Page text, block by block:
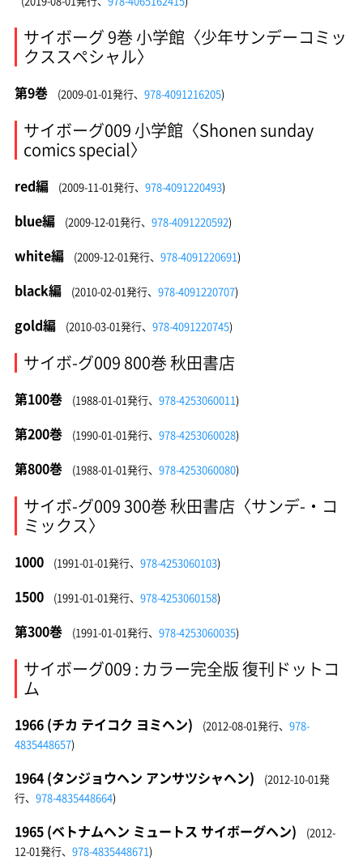
サイボーグ 9巻 小学館〈少年サンデーコミッ
クススペシャル〉
第9巻 (2009-01-01発行、 978-4091216205)
サイボーグ009 小学館〈Shonen sunday
comics special〉
red編 (2009-11-01発行、 978-4091220493)
blue編 (2009-12-01発行、 978-4091220592)
white編 (2009-12-01発行、 978-4091220691)
black編 (2010-02-01発行、 978-4091220707)
gold編 (2010-03-01発行、 978-4091220745)
サイボ-グ009 800巻 秋田書店
第100巻 (1988-01-01発行、 978-4253060011)
第200巻 (1990-01-01発行、 978-4253060028)
第800巻 (1988-01-01発行、 978-4253060080)
サイボ-グ009 300巻 秋田書店〈サンデ-・コ
ミックス〉
1000 (1991-01-01発行、 978-4253060103)
1500 (1991-01-01発行、 978-4253060158)
第300巻 (1991-01-01発行、 978-4253060035)
サイボーグ009 : カラー完全版 復刊ドットコ
ム
1966 (チカ テイコク ヨミヘン) (2012-08-01発行、 978-
4835448657)
1964 (タンジョウヘン アンサツシャヘン)
(2012-10-01発
行、 978-4835448664)
1965 (ベトナムヘン ミュートス サイボーグヘン)
(2012-
12-01発行、 978-4835448671)